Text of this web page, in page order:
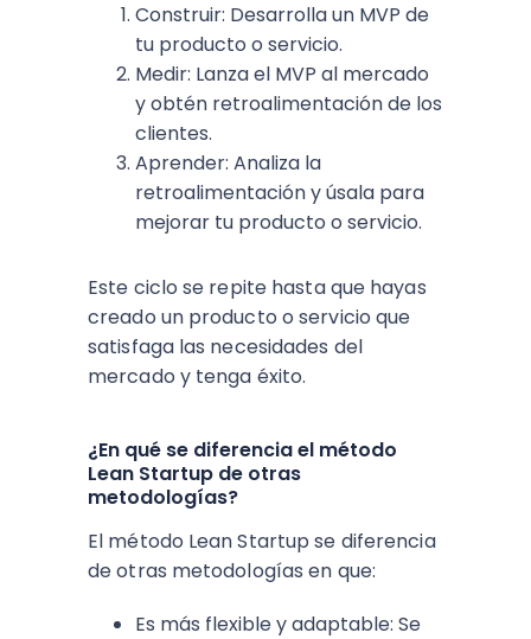
Construir: Desarrolla un MVP de
tu producto o servicio.
Medir: Lanza el MVP al mercado
y obtén retroalimentación de los
clientes.
Aprender: Analiza la
retroalimentación y úsala para
mejorar tu producto o servicio.
Este ciclo se repite hasta que hayas
creado un producto o servicio que
satisfaga las necesidades del
mercado y tenga éxito.
¿En qué se diferencia el método
Lean Startup de otras
metodologías?
El método Lean Startup se diferencia
de otras metodologías en que:
Es más flexible y adaptable: Se